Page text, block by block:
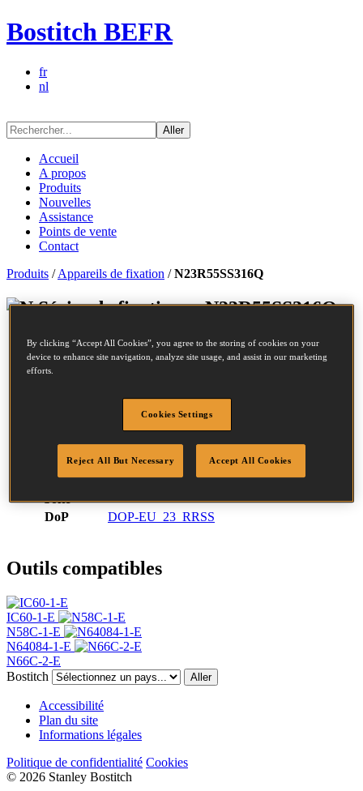
Bostitch BEFR
fr
nl
Aller
Accueil
A propos
Produits
Nouvelles
Assistance
Points de vente
Contact
Produits /Appareils de fixation /N23R55SS316Q
Séries de fixations - N23R55SS316Q
Réf.
N23R55SS316Q
Description
POINTES RLX 2.30-55 RING BOSINOX
2.3 mm
4.5 mm
55 mm
Profil
Annelée
Finition
Inoxydable
boîte
DoP
DOP-EU_23_RRSS
Outils compatibles
IC60-1-E
N58C-1-E
N64084-1-E
N66C-2-E
Bostitch
Aller
Accessibilité
Plan du site
Informations légales
Politique de confidentialité Cookies
© 2026 Stanley Bostitch
By clicking “Accept All Cookies”, you agree to the storing of cookies on your
device to enhance site navigation, analyze site usage, and assist in our marketing
efforts.
Cookies Settings
Reject All But Necessary Accept All Cookies